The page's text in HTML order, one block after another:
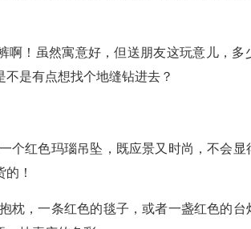
啊！虽然寓意好，但送朋友这玩意儿，
是有点想找个地缝钻进去？
个红色玛瑙吊坠，既应景又时尚，不会
！
枕，一条红色的毯子，或者一盏红色的